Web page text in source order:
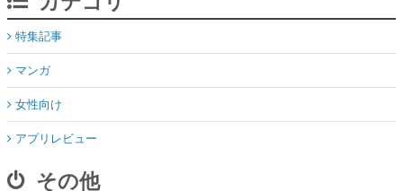
特集記事
マンガ
女性向け
アプリレビュー
その他